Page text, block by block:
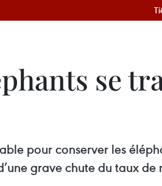
se
pour conserver les
grave chute du taux de